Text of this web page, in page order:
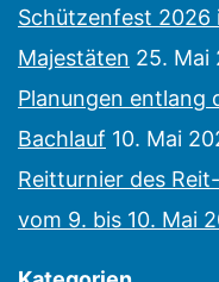
Schützenfest 2026
Majestäten 25. Mai
Planungen entlang
Bachlauf 10. Mai
Reitturnier des
vom 9. bis 10. Mai